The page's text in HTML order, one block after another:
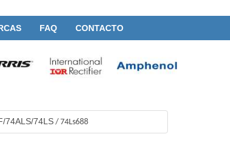
FAQ CONTACTO
74ALS/74LS / 74Ls688